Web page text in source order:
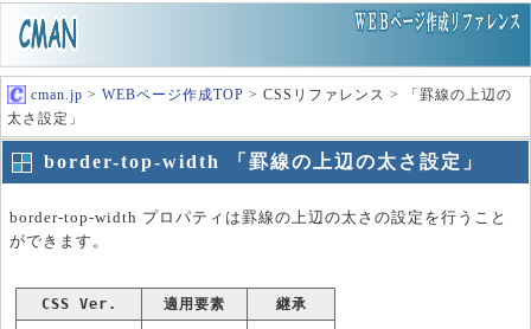
cman.jp > WEBページ作成TOP > CSSリファレンス > 「罫線の上辺の
太さ設定」
border-top-width 「罫線の上辺の太さ設定」
border-top-width プロパティは罫線の上辺の太さの設定を行うこと
ができます。
CSS Ver. 適用要素 継承